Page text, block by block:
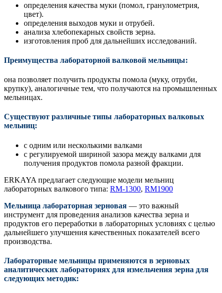
определения качества муки (помол, гранулометрия,
цвет).
определения выходов муки и отрубей.
анализа хлебопекарных свойств зерна.
изготовления проб для дальнейших исследований.
Преимущества лабораторной валковой мельницы:
она позволяет получить продукты помола (муку, отруби,
крупку), аналогичные тем, что получаются на промышленных
мельницах.
Существуют различные типы лабораторных валковых
мельниц:
с одним или несколькими валками
с регулируемой шириной зазора между валками для
получения продуктов помола разной фракции.
ERKAYA предлагает следующие модели мельниц
лабораторных валкового типа: RM-1300, RM1900
Мельница лабораторная зерновая — это важный
инструмент для проведения анализов качества зерна и
продуктов его переработки в лабораторных условиях с целью
дальнейшего улучшения качественных показателей всего
производства.
Лабораторные мельницы применяются в зерновых
аналитических лабораториях для измельчения зерна для
следующих методик: